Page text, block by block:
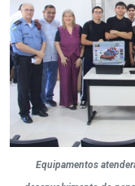
Equipamentos